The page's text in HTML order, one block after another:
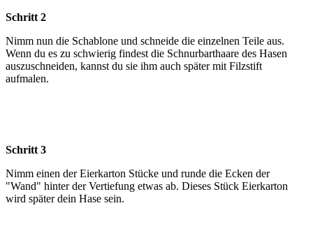
Schritt 2
Nimm nun die Schablone und schneide die einzelnen Teile aus.
Wenn du es zu schwierig findest die Schnurbarthaare des Hasen
auszuschneiden, kannst du sie ihm auch später mit Filzstift
aufmalen.
Schritt 3
Nimm einen der Eierkarton Stücke und runde die Ecken der
"Wand" hinter der Vertiefung etwas ab. Dieses Stück Eierkarton
wird später dein Hase sein.